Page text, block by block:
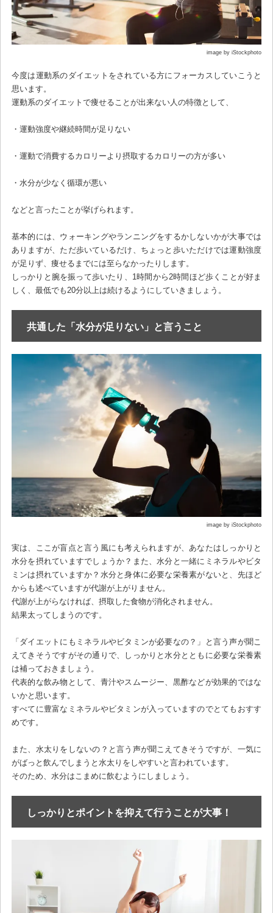
image by iStockphoto
今度は運動系のダイエットをされている方にフォーカスしていこうと
思います。
運動系のダイエットで痩せることが出来ない人の特徴として、
・運動強度や継続時間が足りない
・運動で消費するカロリーより摂取するカロリーの方が多い
・水分が少なく循環が悪い
などと言ったことが挙げられます。
基本的には、ウォーキングやランニングをするかしないかが大事では
ありますが、ただ歩いているだけ、ちょっと歩いただけでは運動強度
が足りず、痩せるまでには至らなかったりします。
しっかりと腕を振って歩いたり、1時間から2時間ほど歩くことが好ま
しく、最低でも20分以上は続けるようにしていきましょう。
共通した「水分が足りない」と言うこと
image by iStockphoto
実は、ここが盲点と言う風にも考えられますが、あなたはしっかりと
水分を摂れていますでしょうか？また、水分と一緒にミネラルやビタ
ミンは摂れていますか？水分と身体に必要な栄養素がないと、先ほど
からも述べていますが代謝が上がりません。
代謝が上がらなければ、摂取した食物が消化されません。
結果太ってしまうのです。
「ダイエットにもミネラルやビタミンが必要なの？」と言う声が聞こ
えてきそうですがその通りで、しっかりと水分とともに必要な栄養素
は補っておきましょう。
代表的な飲み物として、青汁やスムージー、黒酢などが効果的ではな
いかと思います。
すべてに豊富なミネラルやビタミンが入っていますのでとてもおすす
めです。
また、水太りをしないの？と言う声が聞こえてきそうですが、一気に
がばっと飲んでしまうと水太りをしやすいと言われています。
そのため、水分はこまめに飲むようにしましょう。
しっかりとポイントを抑えて行うことが大事！